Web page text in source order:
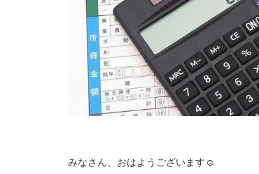
みなさん、おはようございます☺